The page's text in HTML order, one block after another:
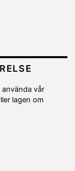
vår
lagen om